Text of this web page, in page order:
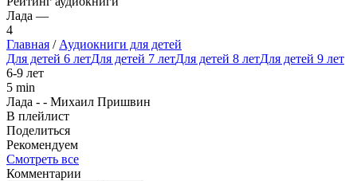
Лада —
4
Главная / Аудиокниги для детей
Для детей 6 летДля детей 7 летДля детей 8 летДля детей 9 лет
6-9 лет
5 min
Лада - - Михаил Пришвин
В плейлист
Поделиться
Рекомендуем
Смотреть все
Комментарии